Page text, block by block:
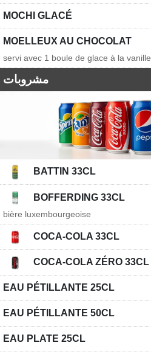
MOCHI GLACÉ
MOELLEUX AU CHOCOLAT
servi avec 1 boule de glace à la vanille
مشروبات
BATTIN 33CL
BOFFERDING 33CL
bière luxembourgeoise
COCA-COLA 33CL
COCA-COLA ZÉRO 33CL
EAU PÉTILLANTE 25CL
EAU PÉTILLANTE 50CL
EAU PLATE 25CL